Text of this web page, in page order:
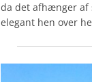
da det afhænger af
elegant hen over